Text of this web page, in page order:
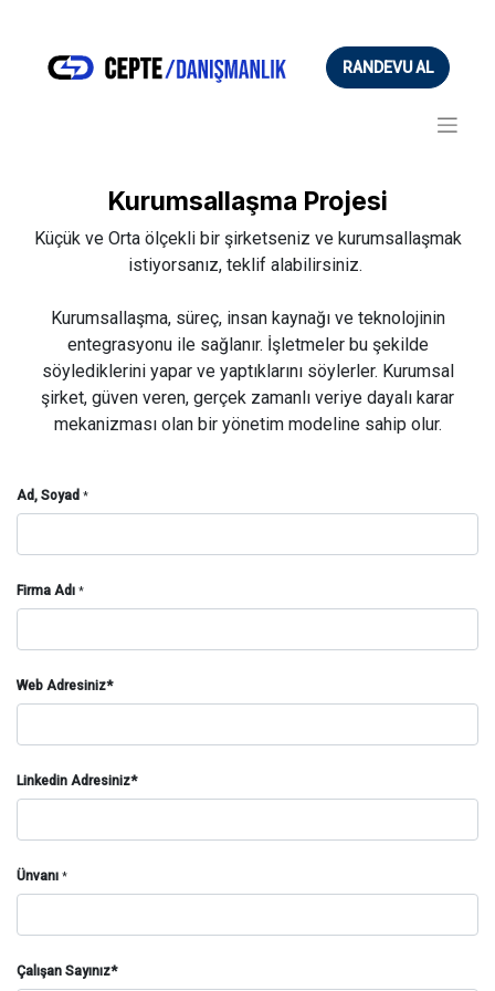
RANDEVU AL
Kurumsallaşma Projesi
​ Küçük ve Orta ölçekli bir şirketseniz ve kurumsallaşmak
istiyorsanız, teklif alabilirsiniz.
Kurumsallaşma, süreç, insan kaynağı ve teknolojinin
entegrasyonu ile sağlanır. İşletmeler bu şekilde
söylediklerini yapar ve yaptıklarını söylerler. Kurumsal
şirket, güven veren, gerçek zamanlı veriye dayalı karar
mekanizması olan bir yönetim modeline sahip olur.
Ad, Soyad *
Firma Adı *
Web Adresiniz*
Linkedin Adresiniz*
Ünvanı *
Çalışan Sayınız*